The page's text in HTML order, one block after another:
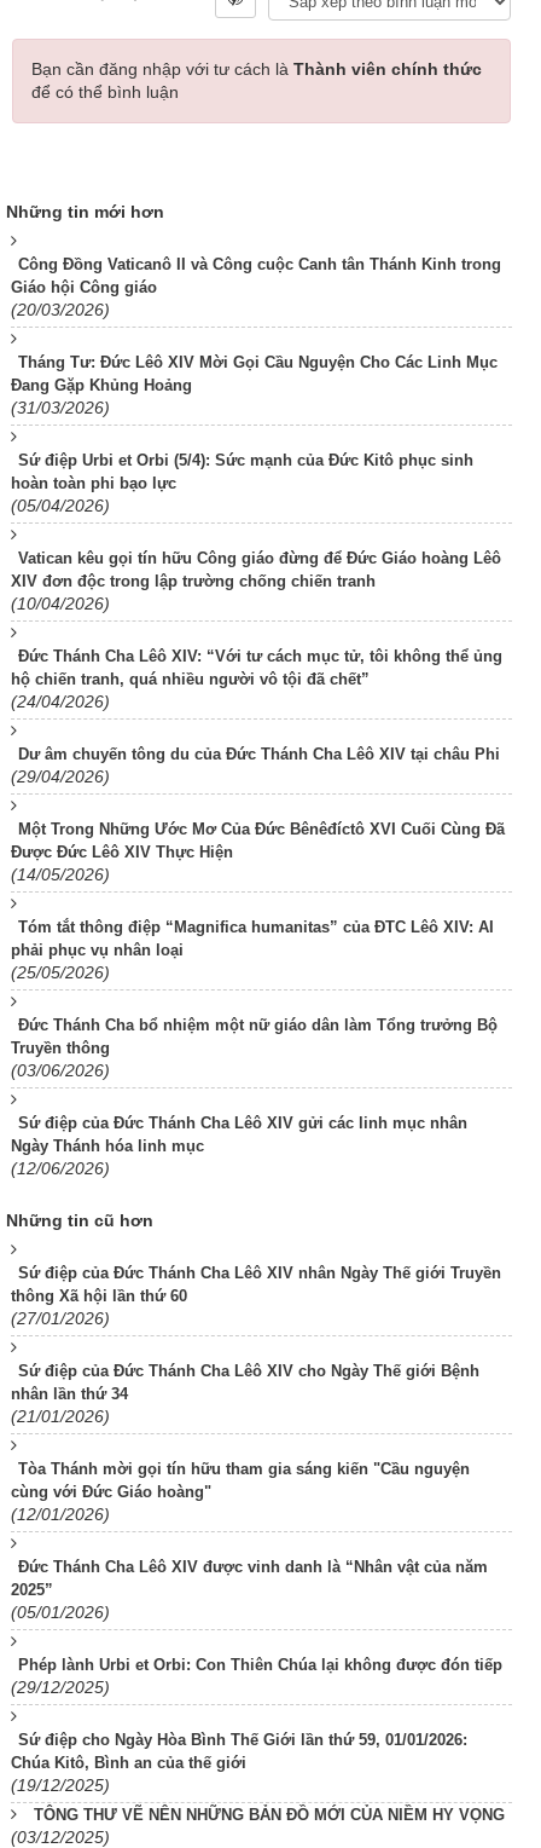
Bạn cần đăng nhập với tư cách là Thành viên chính thức
để có thể bình luận
Những tin mới hơn
Công Đồng Vaticanô II và Công cuộc Canh tân Thánh Kinh trong
Giáo hội Công giáo
(20/03/2026)
Tháng Tư: Đức Lêô XIV Mời Gọi Cầu Nguyện Cho Các Linh Mục
Đang Gặp Khủng Hoảng
(31/03/2026)
Sứ điệp Urbi et Orbi (5/4): Sức mạnh của Đức Kitô phục sinh
hoàn toàn phi bạo lực
(05/04/2026)
Vatican kêu gọi tín hữu Công giáo đừng để Đức Giáo hoàng Lêô
XIV đơn độc trong lập trường chống chiến tranh
(10/04/2026)
Đức Thánh Cha Lêô XIV: “Với tư cách mục tử, tôi không thể ủng
hộ chiến tranh, quá nhiều người vô tội đã chết”
(24/04/2026)
Dư âm chuyến tông du của Đức Thánh Cha Lêô XIV tại châu Phi
(29/04/2026)
Một Trong Những Ước Mơ Của Đức Bênêđíctô XVI Cuối Cùng Đã
Được Đức Lêô XIV Thực Hiện
(14/05/2026)
Tóm tắt thông điệp “Magnifica humanitas” của ĐTC Lêô XIV: AI
phải phục vụ nhân loại
(25/05/2026)
Đức Thánh Cha bổ nhiệm một nữ giáo dân làm Tổng trưởng Bộ
Truyền thông
(03/06/2026)
Sứ điệp của Đức Thánh Cha Lêô XIV gửi các linh mục nhân
Ngày Thánh hóa linh mục
(12/06/2026)
Những tin cũ hơn
Sứ điệp của Đức Thánh Cha Lêô XIV nhân Ngày Thế giới Truyền
thông Xã hội lần thứ 60
(27/01/2026)
Sứ điệp của Đức Thánh Cha Lêô XIV cho Ngày Thế giới Bệnh
nhân lần thứ 34
(21/01/2026)
Tòa Thánh mời gọi tín hữu tham gia sáng kiến "Cầu nguyện
cùng với Đức Giáo hoàng"
(12/01/2026)
Đức Thánh Cha Lêô XIV được vinh danh là “Nhân vật của năm
2025”
(05/01/2026)
Phép lành Urbi et Orbi: Con Thiên Chúa lại không được đón tiếp
(29/12/2025)
Sứ điệp cho Ngày Hòa Bình Thế Giới lần thứ 59, 01/01/2026:
Chúa Kitô, Bình an của thế giới
(19/12/2025)
TÔNG THƯ VẼ NÊN NHỮNG BẢN ĐỒ MỚI CỦA NIỀM HY VỌNG
(03/12/2025)